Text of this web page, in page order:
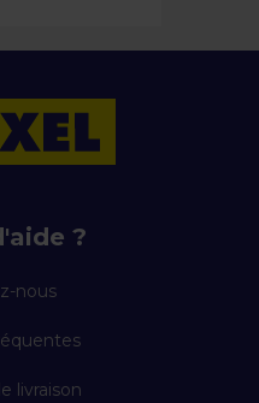
?
nous
livraison